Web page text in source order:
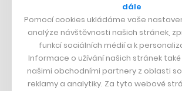
Francouzský šéfkuchař na Šumavě
Dva golfisti, co pečou
DESIGN
Bomma není tichá
dále
Pomocí cookies ukládáme vaše
analýze návštěvnosti našich stránek,
funkcí sociálních médií a k
Informace o užívání našich stránek
našimi obchodními partnery z oblasti
reklamy a analytiky. Za tyto webové